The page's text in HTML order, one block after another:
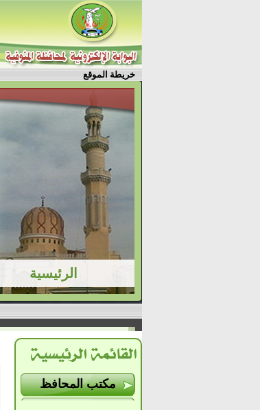
خريطة الموقع
مكتب المحافظ